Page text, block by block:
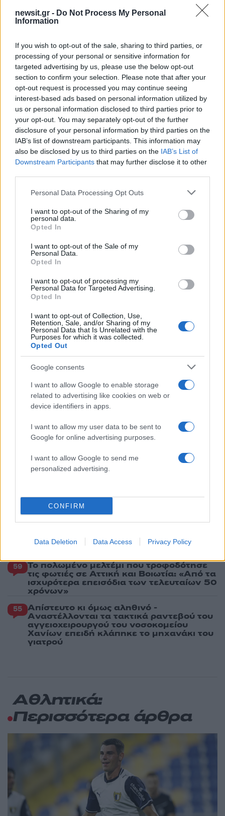
newsit.gr - Do Not Process My Personal
Information
If you wish to opt-out of the sale, sharing to third parties, or
processing of your personal or sensitive information for
targeted advertising by us, please use the below opt-out
section to confirm your selection. Please note that after your
opt-out request is processed you may continue seeing
interest-based ads based on personal information utilized by
us or personal information disclosed to third parties prior to
your opt-out. You may separately opt-out of the further
disclosure of your personal information by third parties on the
IAB’s list of downstream participants. This information may
also be disclosed by us to third parties on the IAB’s List of
Downstream Participants that may further disclose it to other
Please note that this website/app uses one or more Google
not limited to your visit or usage behaviour. You may click to
grant or deny consent to Google and its third-party tags to
use your data for below specified purposes in below Google
consent section.
Personal Data Processing Opt Outs
I want to opt-out of the Sharing of my
personal data.
Opted In
I want to opt-out of the Sale of my
Personal Data.
Opted In
I want to opt-out of processing my
Personal Data for Targeted Advertising.
Opted In
I want to opt-out of Collection, Use,
Retention, Sale, and/or Sharing of my
Personal Data that Is Unrelated with the
Purposes for which it was collected.
Opted Out
Google consents
I want to allow Google to enable storage
related to advertising like cookies on web or
device identifiers in apps.
I want to allow my user data to be sent to
Google for online advertising purposes.
I want to allow Google to send me
personalized advertising.
CONFIRM
Data Deletion Data Access Privacy Policy
Όροι Χρήσης. Το site προστατεύεται από reCAPTCHA, ισχύουν
Αθλητικά
BAD BUNNY
ΝΟΒΑΚ ΤΖΟΚΟΒΙΤΣ
Share:
Ακολουθήστε το Νewsit.gr στοGoogle Newsκαι
ενημερωθείτε πρώτοι για όλη την ειδησεογραφία και τα
τελευταία νέατης ημέρας
Πιο δημοφιλή
Σέρρες: Βίντεο ντοκουμέντο από το
τροχαίο με νεκρούς μητέρα και γιο – Ο
οδηγός του φορτηγού κατέγραψε τη
Marfin: Η 46χρονη πήρε προθεσμία για να
απολογηθεί την Τρίτη – «Είναι αθώα,
100.000 άτομα»
Σίντνεϊ Τάουλ: Πέθανε σε ηλικία 26 ετών η
με τον καρκίνο
Μεταφορές χρημάτων: Πότε μπορεί να
θεωρηθούν δωρεές και να επιβληθεί φόρος
– Τι ισχυεί για τις γονικές παροχές
Κυψέλη: «Δεν μπορώ να το πιστέψω» –
Σοκαρισμένο το ζευγάρι Αμερικανών που
φιλοξενούσε τον 26χρονο Αφγανό στη
Λέσβο
Πιο σχολιασμένα
Καρυστιανού - Η επόμενη μέρα για την
«Ελπίδα για τη Δημοκρατία»
επιχειρεί και τη νύχτα στα μέτωπα της
φωτιάς
68 Βγήκαν ξανά τα μαχαίρια στην Ελπίδα
Γρατσία και Γαλανός μετέτρεψαν το
κίνημα σε φοβικό αρχηγικό κόμμα»
59 Το πολωμένο μελτέμι που τροφοδότησε
τις φωτιές σε Αττική και Βοιωτία: «Από τα
ισχυρότερα επεισόδια των τελευταίων 50
χρόνων»
55 Απίστευτο κι όμως αληθινό -
Aναστέλλονται τα τακτικά ραντεβού του
αγγειοχειρουργού του νοσοκομείου
Χανίων επειδή κλάπηκε το μηχανάκι του
γιατρού
Αθλητικά:
Περισσότερα άρθρα